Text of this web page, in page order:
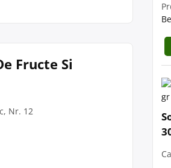
Fructe Si
Nr. 12